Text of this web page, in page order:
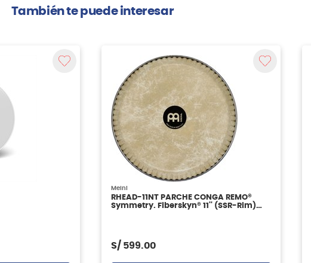
También te puede interesar
Meinl
RHEAD-11NT PARCHE CONGA REMO®
Symmetry. Fiberskyn® 11'' (SSR-Rim)
S/ 599.00